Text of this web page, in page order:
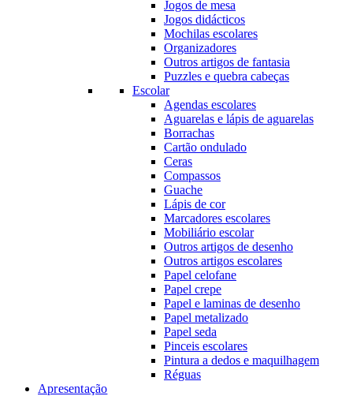
Jogos de mesa
Jogos didácticos
Mochilas escolares
Organizadores
Outros artigos de fantasia
Puzzles e quebra cabeças
Escolar
Agendas escolares
Aguarelas e lápis de aguarelas
Borrachas
Cartão ondulado
Ceras
Compassos
Guache
Lápis de cor
Marcadores escolares
Mobiliário escolar
Outros artigos de desenho
Outros artigos escolares
Papel celofane
Papel crepe
Papel e laminas de desenho
Papel metalizado
Papel seda
Pinceis escolares
Pintura a dedos e maquilhagem
Réguas
Apresentação